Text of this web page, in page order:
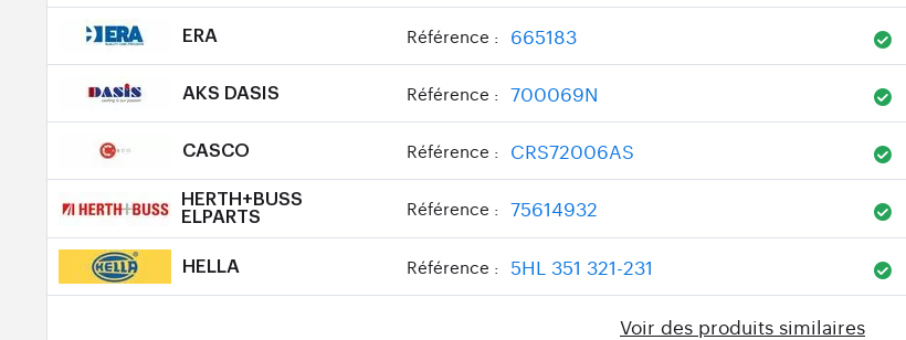
ERA Référence : 665183
AKS DASIS Référence : 700069N
CASCO Référence : CRS72006AS
HERTH+BUSS
ELPARTS
Référence : 75614932
HELLA Référence : 5HL 351 321-231
Voir des produits similaires